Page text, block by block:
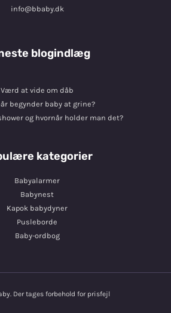
info@bbaby.dk
blogindlæg
Værd at vide om dåb
begynder baby at grine?
og hvornår holder man det?
kategorier
Babyalarmer
Babynest
Kapok babydyner
Pusleborde
Baby-ordbog
Der tages forbehold for prisfejl